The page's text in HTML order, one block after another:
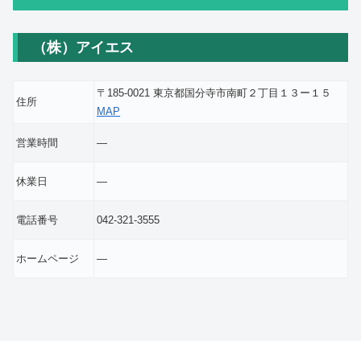
（株）アイエス
住所
〒185-0021 東京都国分寺市南町２丁目１３ー１５
MAP
営業時間 ―
休業日 ―
電話番号 042-321-3555
ホームページ ―